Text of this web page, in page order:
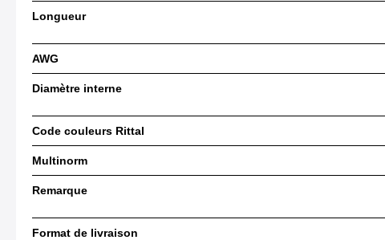
Longueur
AWG
Diamètre interne
Code couleurs Rittal
Multinorm
Remarque
Format de livraison